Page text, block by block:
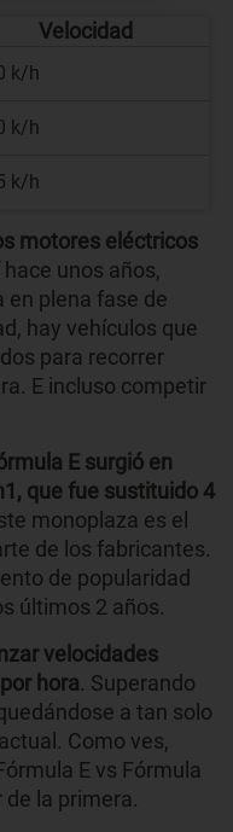
Velocidad
k/h
k/h
k/h
motores eléctricos
hace unos años,
en plena fase de
hay vehículos que
para recorrer
E incluso competir
E surgió en
que fue sustituido 4
monoplaza es el
de los fabricantes.
de popularidad
últimos 2 años.
velocidades
hora. Superando
a tan solo
Como ves,
E vs Fórmula
la primera.